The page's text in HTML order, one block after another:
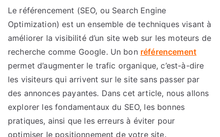
Référencement
de
Site
Internet
et
SEO
sur
les
Moteurs
de
Le référencement (SEO, ou Search Engine
Optimization) est un ensemble de techniques visant à
améliorer la visibilité d’un site web sur les moteurs de
recherche comme Google. Un bon référencement
permet d’augmenter le trafic organique, c’est-à-dire
les visiteurs qui arrivent sur le site sans passer par
des annonces payantes. Dans cet article, nous allons
explorer les fondamentaux du SEO, les bonnes
pratiques, ainsi que les erreurs à éviter pour
optimiser le positionnement de votre site.